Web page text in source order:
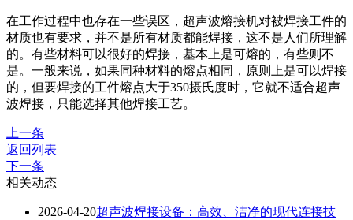
在工作过程中也存在一些误区，超声波熔接机对被焊接工件的
材质也有要求，并不是所有材质都能焊接，这不是人们所理解
的。有些材料可以很好的焊接，基本上是可熔的，有些则不
是。一般来说，如果同种材料的熔点相同，原则上是可以焊接
的，但要焊接的工件熔点大于350摄氏度时，它就不适合超声
波焊接，只能选择其他焊接工艺。
上一条
返回列表
下一条
相关动态
2026-04-20超声波焊接设备：高效、洁净的现代连接技